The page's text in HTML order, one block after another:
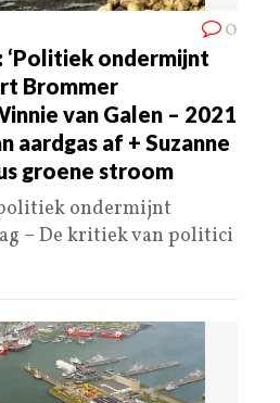
0
‘Politiek ondermijnt
Brommer
van Galen – 2021
aardgas af + Suzanne
groene stroom
ondermijnt
– De kritiek van politici